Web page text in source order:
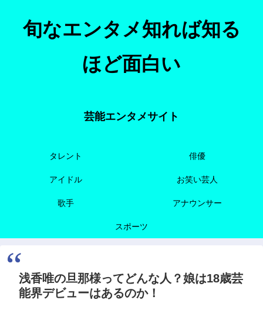
旬なエンタメ知れば知る
ほど面白い
芸能エンタメサイト
タレント 俳優
アイドル お笑い芸人
歌手 アナウンサー
スポーツ
浅香唯の旦那様ってどんな人？娘は18歳芸
能界デビューはあるのか！